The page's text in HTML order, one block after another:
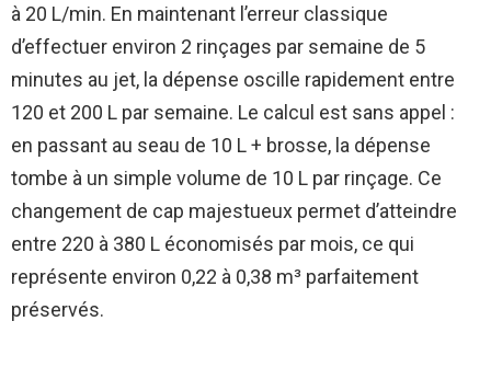
à 20 L/min. En maintenant l’erreur classique
d’effectuer environ 2 rinçages par semaine de 5
minutes au jet, la dépense oscille rapidement entre
120 et 200 L par semaine. Le calcul est sans appel :
en passant au seau de 10 L + brosse, la dépense
tombe à un simple volume de 10 L par rinçage. Ce
changement de cap majestueux permet d’atteindre
entre 220 à 380 L économisés par mois, ce qui
représente environ 0,22 à 0,38 m³ parfaitement
préservés.